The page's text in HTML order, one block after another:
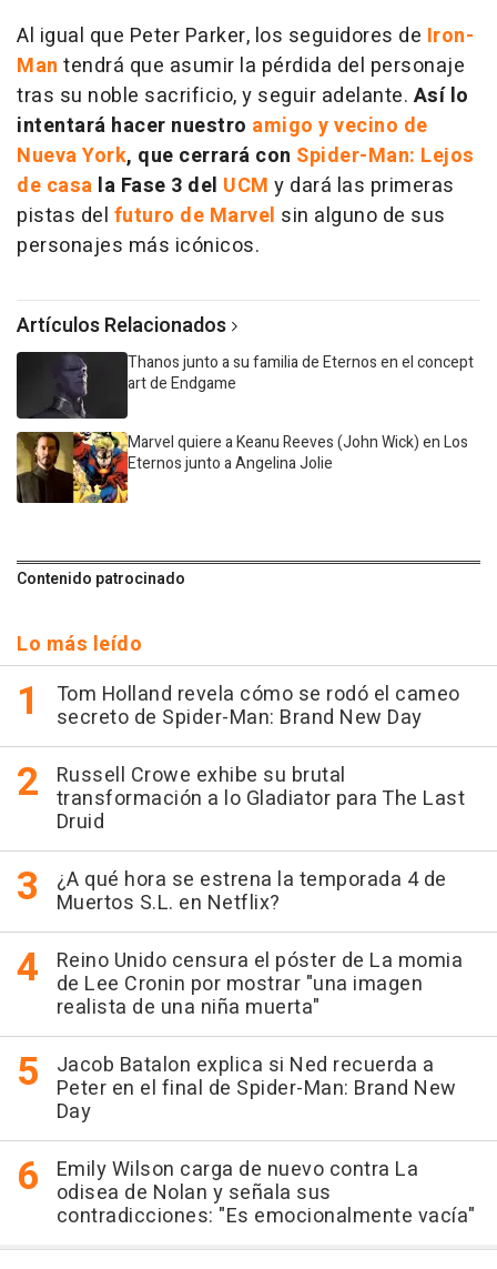
Al igual que Peter Parker, los seguidores de Iron-
Man tendrá que asumir la pérdida del personaje
tras su noble sacrificio, y seguir adelante. Así lo
intentará hacer nuestro amigo y vecino de
Nueva York, que cerrará con Spider-Man: Lejos
de casa la Fase 3 del UCM y dará las primeras
pistas del futuro de Marvel sin alguno de sus
personajes más icónicos.
Artículos Relacionados
Thanos junto a su familia de Eternos en el concept
art de Endgame
Marvel quiere a Keanu Reeves (John Wick) en Los
Eternos junto a Angelina Jolie
Contenido patrocinado
Lo más leído
Tom Holland revela cómo se rodó el cameo
secreto de Spider-Man: Brand New Day
Russell Crowe exhibe su brutal
transformación a lo Gladiator para The Last
Druid
¿A qué hora se estrena la temporada 4 de
Muertos S.L. en Netflix?
Reino Unido censura el póster de La momia
de Lee Cronin por mostrar "una imagen
realista de una niña muerta"
Jacob Batalon explica si Ned recuerda a
Peter en el final de Spider-Man: Brand New
Day
Emily Wilson carga de nuevo contra La
odisea de Nolan y señala sus
contradicciones: "Es emocionalmente vacía"